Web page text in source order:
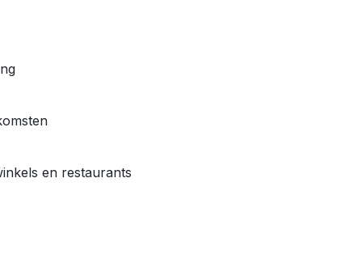
en restaurants